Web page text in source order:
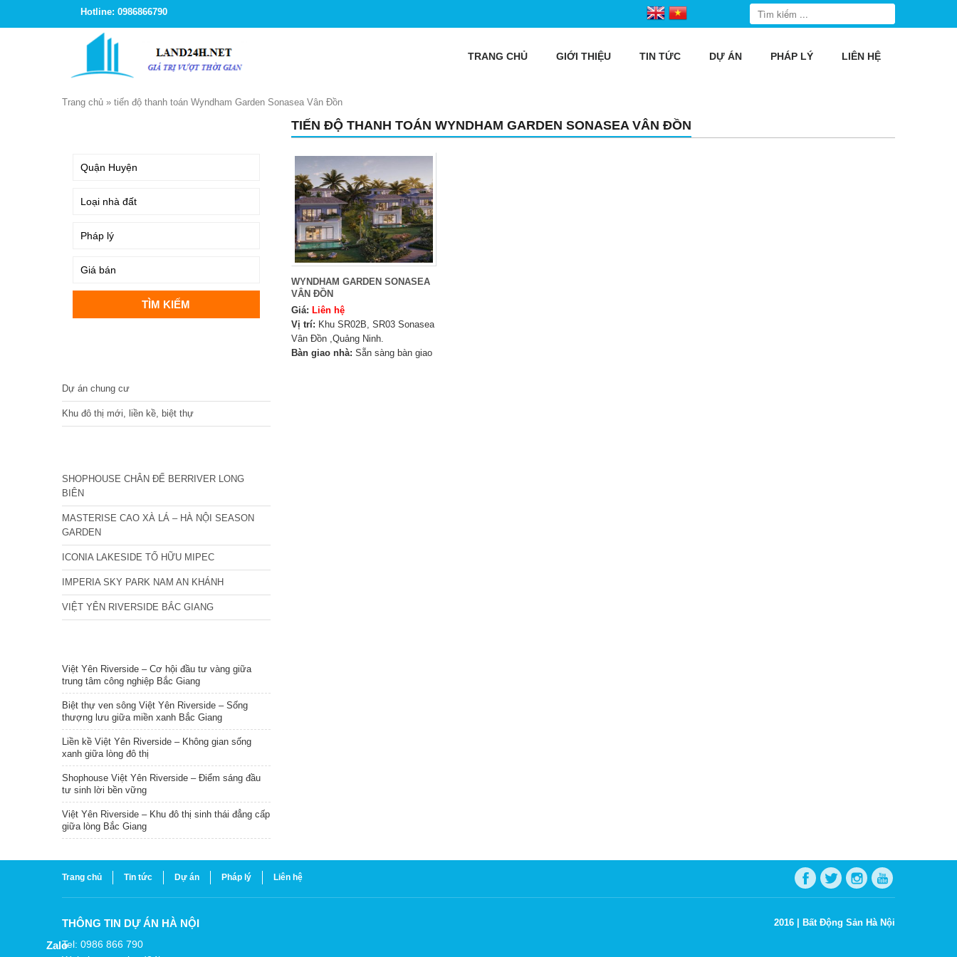
Hotline: 0986866790
TRANG CHỦ GIỚI THIỆU TIN TỨC DỰ ÁN PHÁP LÝ LIÊN HỆ
Trang chủ » tiến độ thanh toán Wyndham Garden Sonasea Vân Đồn
TIẾN ĐỘ THANH TOÁN WYNDHAM GARDEN SONASEA VÂN ĐỒN
WYNDHAM GARDEN SONASEA
VÂN ĐỒN
Giá: Liên hệ
Vị trí: Khu SR02B, SR03 Sonasea
Vân Đồn ,Quảng Ninh.
Bàn giao nhà: Sẵn sàng bàn giao
Dự án chung cư
Khu đô thị mới, liền kề, biệt thự
SHOPHOUSE CHÂN ĐẾ BERRIVER LONG
BIÊN
MASTERISE CAO XÀ LÁ – HÀ NỘI SEASON
GARDEN
ICONIA LAKESIDE TỐ HỮU MIPEC
IMPERIA SKY PARK NAM AN KHÁNH
VIỆT YÊN RIVERSIDE BẮC GIANG
Việt Yên Riverside – Cơ hội đầu tư vàng giữa
trung tâm công nghiệp Bắc Giang
Biệt thự ven sông Việt Yên Riverside – Sống
thượng lưu giữa miền xanh Bắc Giang
Liền kề Việt Yên Riverside – Không gian sống
xanh giữa lòng đô thị
Shophouse Việt Yên Riverside – Điểm sáng đầu
tư sinh lời bền vững
Việt Yên Riverside – Khu đô thị sinh thái đẳng cấp
giữa lòng Bắc Giang
Trang chủ Tin tức Dự án Pháp lý Liên hệ
THÔNG TIN DỰ ÁN HÀ NỘI
Tel: 0986 866 790
2016 | Bất Động Sản Hà Nội
Zalo